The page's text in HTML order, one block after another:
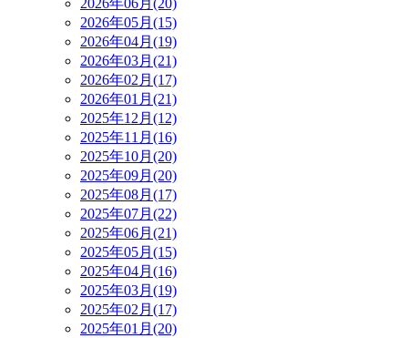
2026年06月(20)
2026年05月(15)
2026年04月(19)
2026年03月(21)
2026年02月(17)
2026年01月(21)
2025年12月(12)
2025年11月(16)
2025年10月(20)
2025年09月(20)
2025年08月(17)
2025年07月(22)
2025年06月(21)
2025年05月(15)
2025年04月(16)
2025年03月(19)
2025年02月(17)
2025年01月(20)